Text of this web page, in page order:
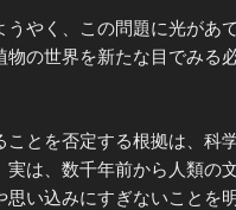
うやく、この問題に光があ
物の世界を新たな目でみる
ことを否定する根拠は、科
実は、数千年前から人類の
思い込みにすぎないことを